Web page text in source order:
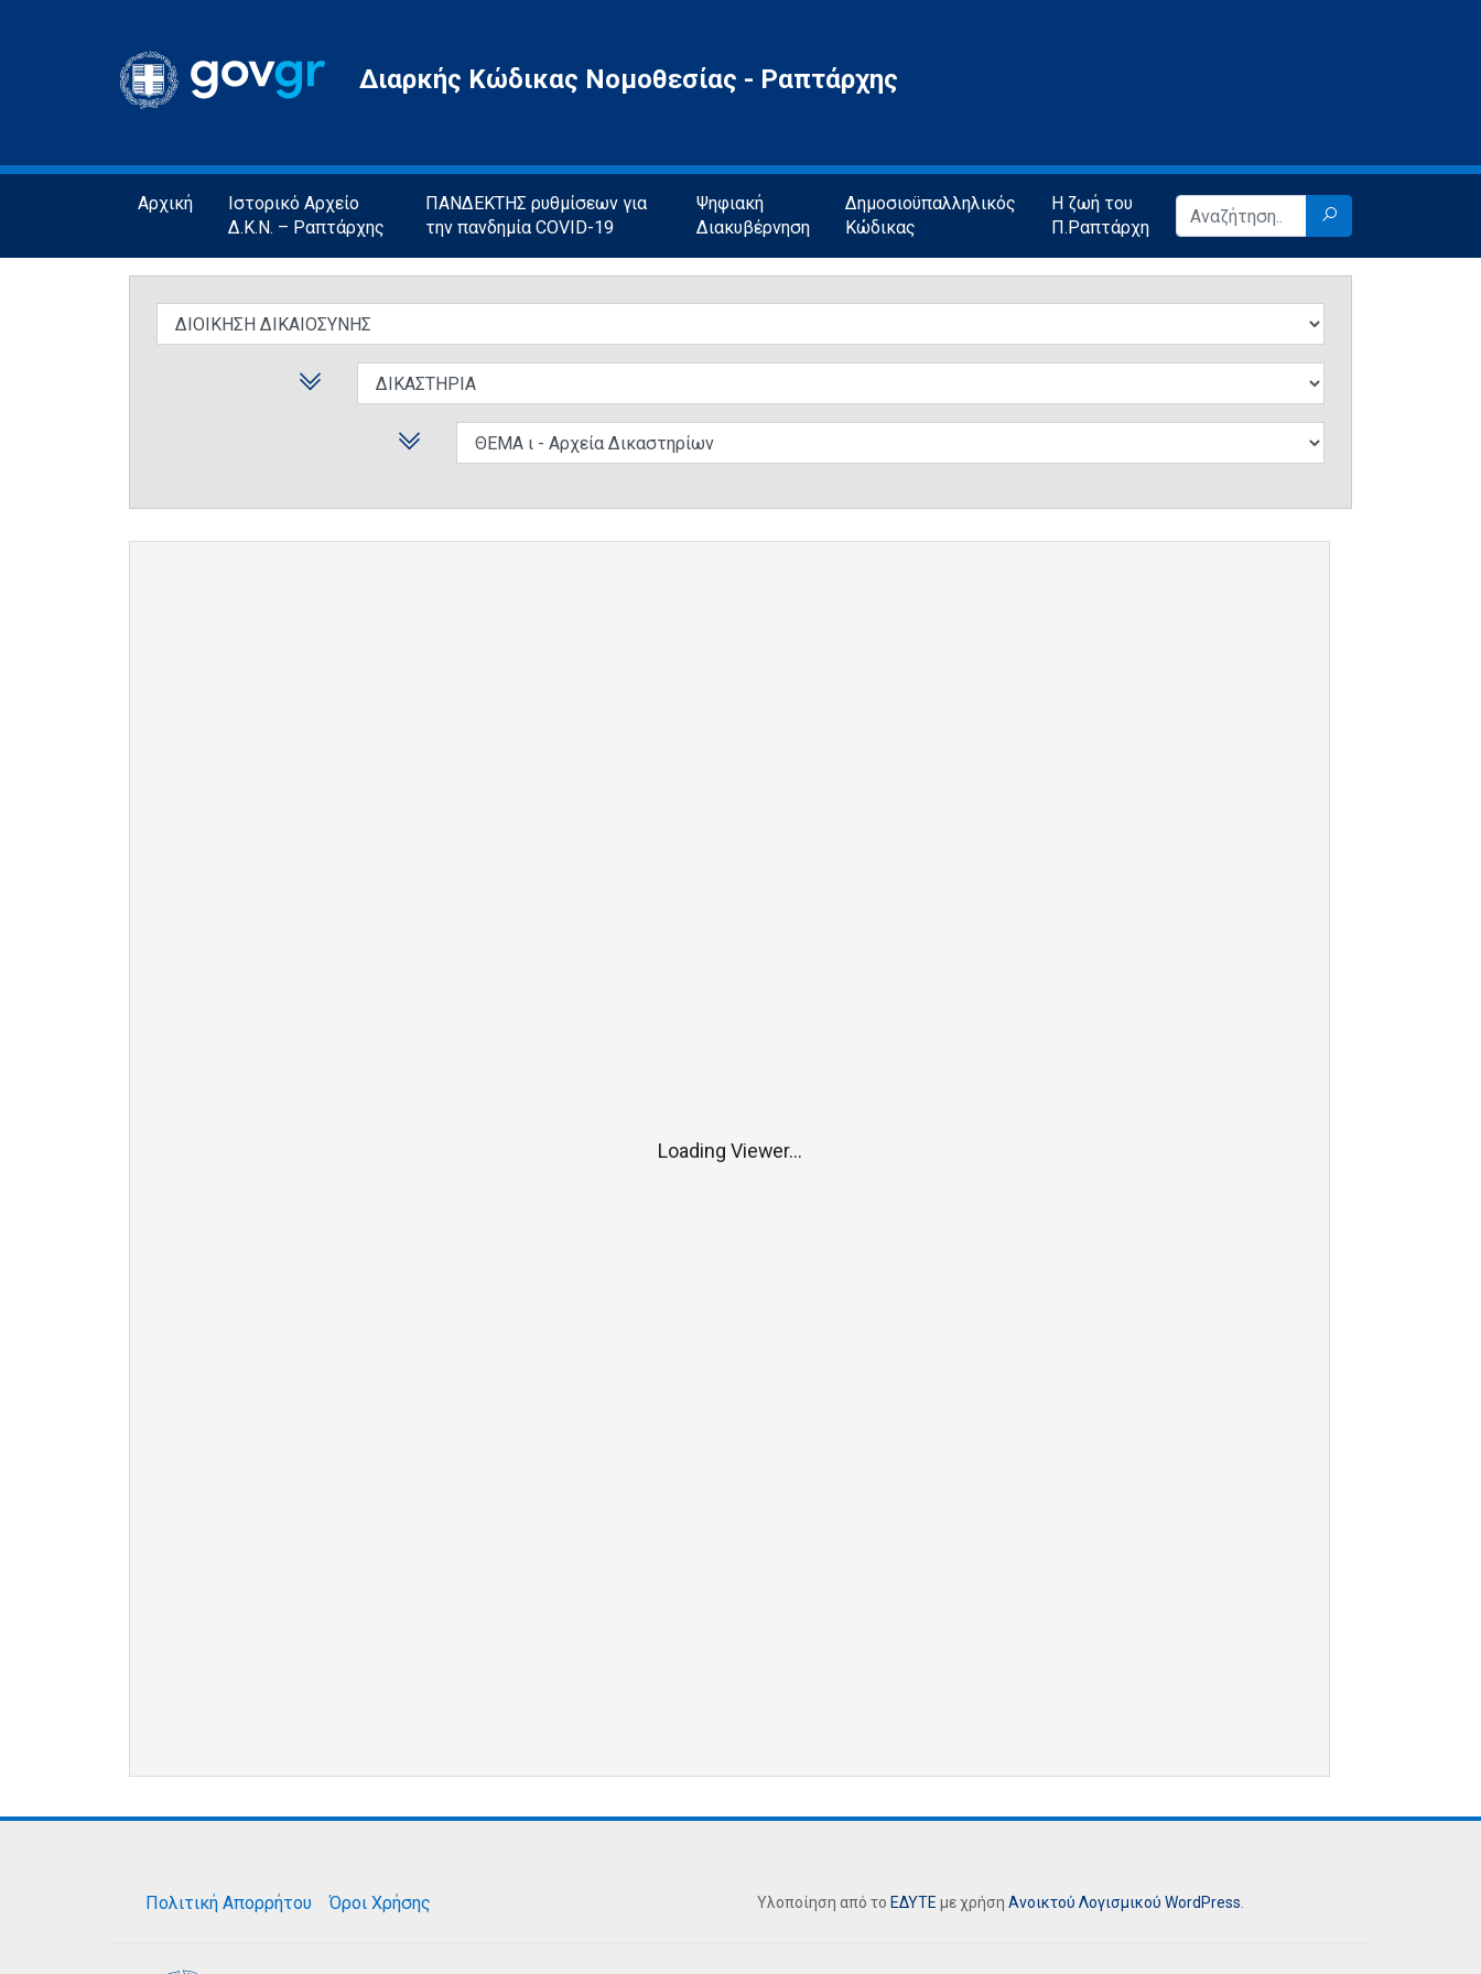
Gov.gr
Διαρκής Κώδικας Νομοθεσίας - Ραπτάρχης
Αρχική
Ιστορικό Αρχείο
Δ.Κ.Ν. – Ραπτάρχης
ΠΑΝΔΕΚΤΗΣ ρυθμίσεων για
την πανδημία COVID-19
Ψηφιακή
Διακυβέρνηση
Δημοσιοϋπαλληλικός
Κώδικας
Η ζωή του
Π.Ραπτάρχη
Loading Viewer...
Πολιτική Απορρήτου Όροι Χρήσης Υλοποίηση από το ΕΔΥΤΕ με χρήση Ανοικτού Λογισμικού WordPress